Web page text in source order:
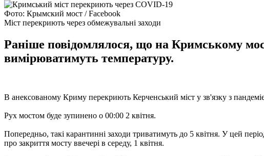
Фото: Крымский мост / Facebook
Міст перекриють через обмежувальні заходи
Раніше повідомлялося, що на Кримському
вимірюватимуть температуру.
В анексованому Криму перекриють Керченський міст у зв'язку з
Рух мостом буде зупинено о 00:00 2 квітня.
Попередньо, такі карантинні заходи триватимуть до 5 квітня. У цей
про закриття мосту ввечері в середу, 1 квітня.